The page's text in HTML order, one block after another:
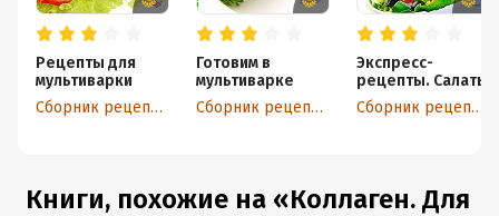
Рецепты для
мультиварки
Сборник рецептов
Готовим в
мультиварке
Сборник рецептов
Экспресс-
рецепты. Салаты
Сборник рецептов
Книги, похожие на «Коллаген. Для